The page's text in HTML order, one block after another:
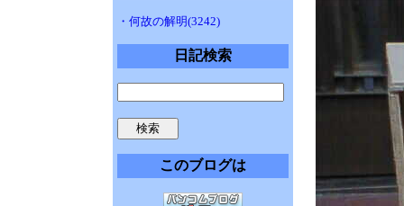
・何故の解明(3242)
日記検索
このブログは